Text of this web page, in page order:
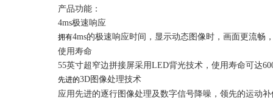
产品功能：
4ms极速响应
拥有4ms的极速响应时间，显示动态图像时，画面更流畅
使用寿命
55英寸超窄边拼接屏采用LED背光技术，使用寿命可达
先进的3D图像处理技术
应用先进的逐行图像处理及数字信号降噪，领先的运动